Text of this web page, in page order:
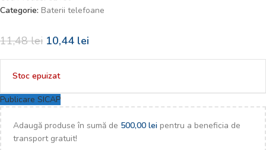
Categorie: Baterii telefoane
11,48lei 10,44 lei
Stoc epuizat
Publicare SICAP
Adaugă produse în sumă de 500,00 lei pentru a beneficia de
transport gratuit!